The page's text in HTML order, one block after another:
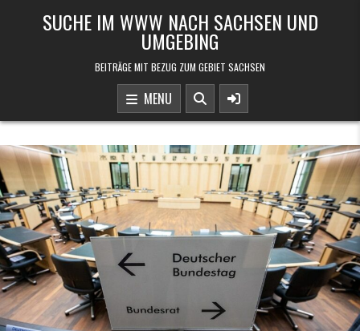
SUCHE IM WWW NACH SACHSEN UND
UMGEBING
BEITRÄGE MIT BEZUG ZUM GEBIET SACHSEN
MENU